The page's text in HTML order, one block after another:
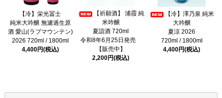
【冷】栄光冨士
純米大吟醸 無濾過生原
酒 愛山(ラブマウンテン)
2026 720ml / 1800ml
4,400円(税込)
【祈願酒】 浦霞 純
米吟醸
夏詣酒 720ml
令和8年6月25日発売
【販売中】
2,200円(税込)
【冷】澤乃泉 純米
大吟醸
夏涼 2026
720ml / 1800ml
4,400円(税込)